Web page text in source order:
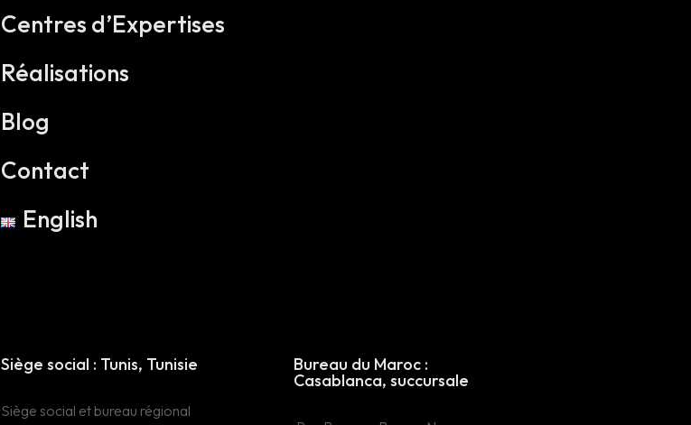
Siège et Bureau
Maroc Filiale
Centres d’Expertises
Réalisations
Blog
Contact
English
Siège social : Tunis, Tunisie
Siège social et bureau régional
Bureau du Maroc :
Casablanca, succursale